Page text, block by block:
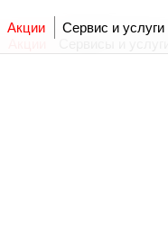
Сервис и услуги
Акции